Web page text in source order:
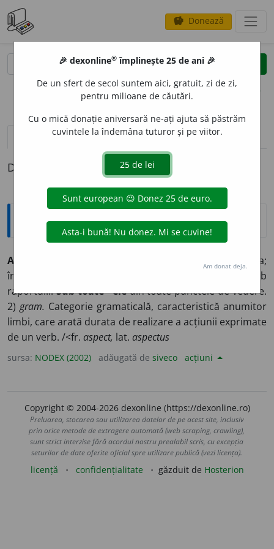
savings Donează
clear
opțiuni
definiții (1) pronunțievolume_up (50)
Definiția cu ID-ul 323919:
Explicative DEX
ASP
1) Fel în care se prezintă cineva sau ceva;
înfățișare. ◊
din punctul de vedere...; sub
raportul...Sub toate ~eledin toate punctele de vedere.
2) gram. Categorie gramaticală, caracteristică anumitor
limbi, care arată durata de realizare a acțiunii exprimate
de un verb. /<fr. aspect, lat. aspectus
sursa: NODEX (2002) adăugată de siveco acțiuni
Copyright © 2004-2026 dexonline (https://dexonline.ro)
Preluarea, stocarea sau utilizarea datelor de pe acest site, inclusiv
prin orice metode de extragere automată (web scraping, crawling),
sunt strict interzise fără acordul nostru prealabil scris, cu excepția
seturilor de date oferite oficial spre utilizare publică (vezi licența).
licență confidențialitate găzduit de Hosterion
🎉 dexonline® împlinește 25 de ani 🎉
De un sfert de secol suntem aici, gratuit, zi de zi,
pentru milioane de căutări.
Cu o mică donație aniversară ne-ați ajuta să păstrăm
cuvintele la îndemâna tuturor și pe viitor.
Am donat deja.